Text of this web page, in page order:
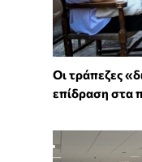
Οι τράπεζες
επίδραση στα